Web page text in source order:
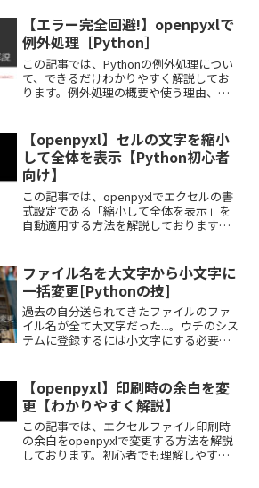
【エラー完全回避!】openpyxlで
例外処理［Python］
この記事では、Pythonの例外処理につい
て、できるだけわかりやすく解説してお
ります。例外処理の概要や使う理由、メ
ますので、ぜひ最後まで読んでいってく
ださい。
【openpyxl】セルの文字を縮小
して全体を表示【Python初心者
向け】
この記事では、openpyxlでエクセルの書
式設定である「縮小して全体を表示」を
自動適用する方法を解説しております。
すので、ぜひ最後まで読んでいってくだ
さい。
ファイル名を大文字から小文字に
一括変更[Pythonの技]
過去の自分送られてきたファイルのファ
イル名が全て大文字だった...。ウチのシス
テムに登録するには小文字にする必要が
の作業、Pythonなら一瞬で終わります
よ！ファ...
【openpyxl】印刷時の余白を変
更【わかりやすく解説】
この記事では、エクセルファイル印刷時
の余白をopenpyxlで変更する方法を解説
しております。初心者でも理解しやすい